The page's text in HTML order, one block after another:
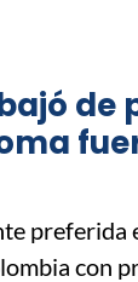
de
preferida
con